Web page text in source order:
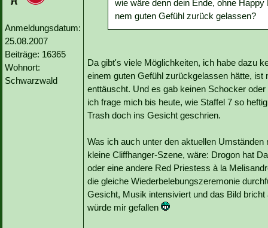
Anmeldungsdatum:
25.08.2007
Beiträge: 16365
Wohnort:
Schwarzwald
wie wäre denn dein Ende, ohne
nem guten Gefühl zurück gelassen?
Da gibt's viele Möglichkeiten, ich habe dazu
einem guten Gefühl zurückgelassen hätte, ist
enttäuscht. Und es gab keinen Schocker
ich frage mich bis heute, wie Staffel 7 so
Trash doch ins Gesicht geschrien.
Was ich auch unter den aktuellen
kleine Cliffhanger-Szene, wäre: Drogon hat
oder eine andere Red Priestess à la
die gleiche Wiederbelebungszeremonie
Gesicht, Musik intensiviert und das Bild
würde mir gefallen